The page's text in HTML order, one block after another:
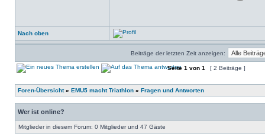
Nach oben
Beiträge der letzten Zeit anzeigen:
Seite 1 von 1 [ 2 Beiträge ]
Foren-Übersicht» EMU5 macht Triathlon » Fragen und Antworten
Wer ist online?
Mitglieder in diesem Forum: 0 Mitglieder und 47 Gäste